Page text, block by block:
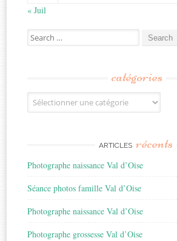
« Juil
Search
for:
catégories
Catégories
ARTICLES récents
Photographe naissance Val d’Oise
Séance photos famille Val d’Oise
Photographe naissance Val d’Oise
Photographe grossesse Val d’Oise